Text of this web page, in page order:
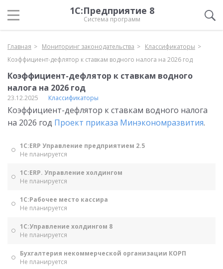
1С:Предприятие 8
Система программ
Главная Мониторинг законодательства
Классификаторы
Коэффициент-дефлятор к ставкам водного налога на 2026 год
Коэффициент-дефлятор к ставкам водного
налога на 2026 год
23.12.2025 Классификаторы
Коэффициент-дефлятор к ставкам водного налога
на 2026 год Проект приказа Минэкономразвития.
1С:ERP Управление предприятием 2.5
Не планируется
1С:ERP. Управление холдингом
Не планируется
1С:Рабочее место кассира
Не планируется
1С:Управление холдингом 8
Не планируется
Бухгалтерия некоммерческой организации КОРП
Не планируется